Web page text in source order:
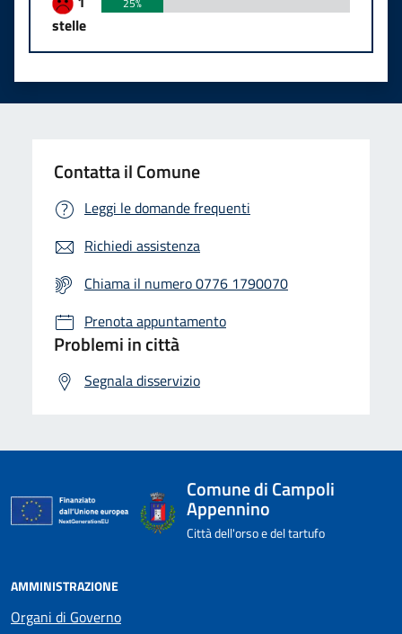
stelle
Contatta il Comune
Leggi le domande frequenti
Richiedi assistenza
Chiama il numero 0776 1790070
Prenota appuntamento
Problemi in città
Segnala disservizio
Comune di Campoli
Appennino
Città dell'orso e del tartufo
AMMINISTRAZIONE
Organi di Governo